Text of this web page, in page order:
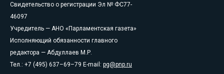
Свидетельство о регистрации Эл № ФС77-
46097
Учредитель — АНО «Парламентская газета»
Исполняющий обязанности главного
редактора — Абдуллаев М.Р.
Тел.: +7 (495) 637–69–79 E-mail: pg@pnp.ru